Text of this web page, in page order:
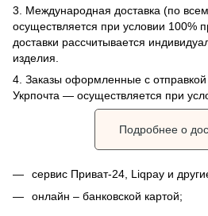
3. Международная доставка (по
осуществляется при условии 100%
доставки рассчитывается
изделия.
4. Заказы оформленные с отправкой
Укрпочта — осуществляется при
Подробнее о
сервис Приват-24, Liqpay и
онлайн – банковской картой;